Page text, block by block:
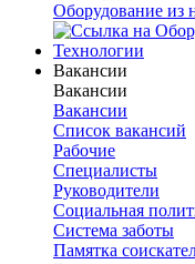
Оборудование из
Технологии
Вакансии
Вакансии
Вакансии
Список вакансий
Рабочие
Специалисты
Руководители
Cоциальная
Система заботы
Памятка